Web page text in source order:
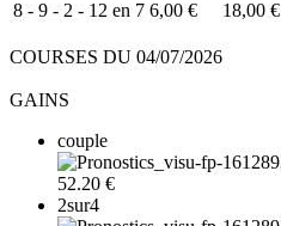
8 - 9 - 2 - 12 en 7 6,00 € 18,00 €
COURSES DU 04/07/2026
GAINS
couple
52.20 €
2sur4